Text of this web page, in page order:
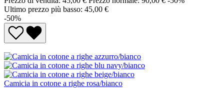
Ultimo prezzo più basso: 45,00 €
-50%
Camicia in cotone a righe rosa/bianco